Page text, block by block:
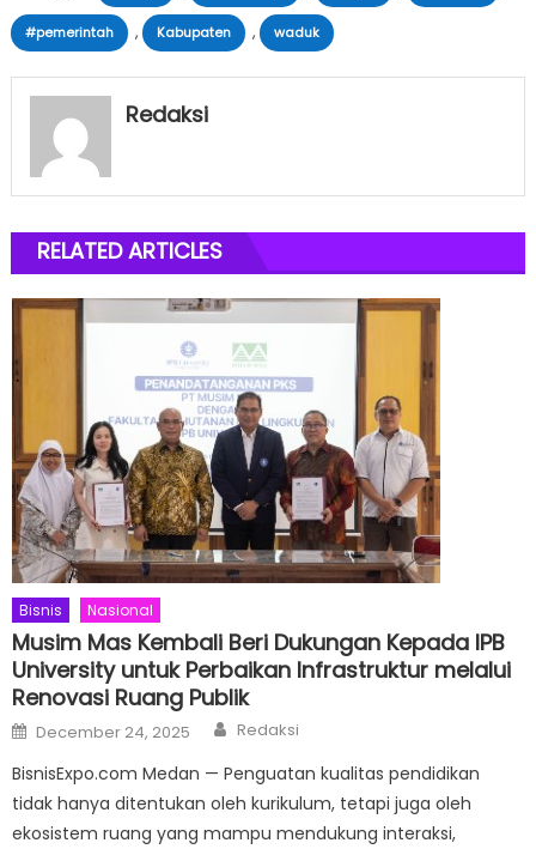
#pemerintah , Kabupaten , waduk
Redaksi
RELATED ARTICLES
Bisnis Nasional
Musim Mas Kembali Beri Dukungan Kepada IPB
University untuk Perbaikan Infrastruktur melalui
Renovasi Ruang Publik
Posted
on
December 24, 2025 Author
Redaksi
BisnisExpo.com Medan — Penguatan kualitas pendidikan
tidak hanya ditentukan oleh kurikulum, tetapi juga oleh
ekosistem ruang yang mampu mendukung interaksi,